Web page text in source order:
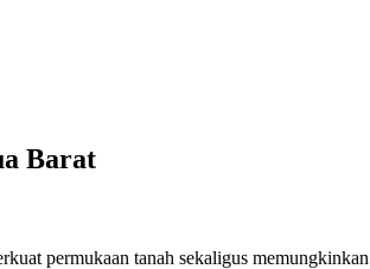
Barat
permukaan tanah sekaligus memungkinkan